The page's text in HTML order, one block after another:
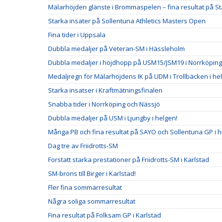
Mälarhöjden glänste i Brommaspelen – fina resultat på
Starka insater på Sollentuna Athletics Masters Open
Fina tider i Uppsala
Dubbla medaljer på Veteran-SM i Hässleholm
Dubbla medaljer i höjdhopp på USM15/JSM19 i Norrköping
Medaljregn för Mälarhöjdens IK på UDM i Trollbäcken i
Starka insatser i Kraftmätningsfinalen
Snabba tider i Norrköping och Nässjö
Dubbla medaljer på USM i Ljungby i helgen!
Många PB och fina resultat på SAYO och Sollentuna GP i
Dag tre av Friidrotts-SM
Forstatt starka prestationer på Friidrotts-SM i Karlstad
SM-brons till Birger i Karlstad!
Fler fina sommarresultat
Några soliga sommarresultat
Fina resultat på Folksam GP i Karlstad